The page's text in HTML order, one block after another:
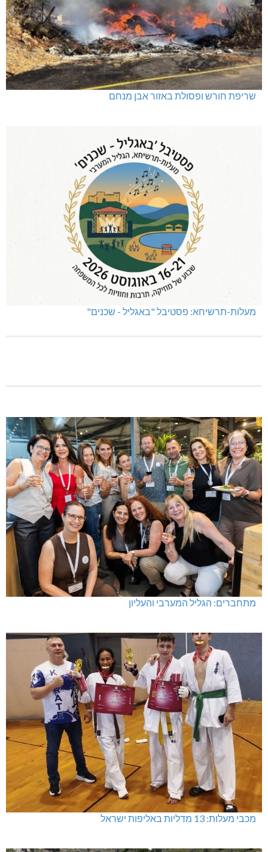
שריפת חורש ופסולת באזור אבן מנחם
מעלות-תרשיחא: פסטיבל "באגליל - שכנים"
מתחברים: הגליל המערבי והעליון
מכבי מעלות: 13 מדליות באליפות ישראל